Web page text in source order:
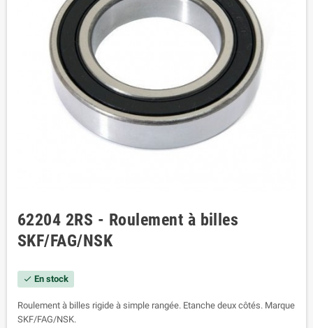
62204 2RS - Roulement à billes
SKF/FAG/NSK
check En stock
Roulement à billes rigide à simple rangée. Etanche deux côtés. Marque
SKF/FAG/NSK.